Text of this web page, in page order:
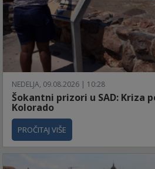
NEDELJA, 09.08.2026 | 10:28
Šokantni prizori u SAD: Kriza
Kolorado
PROČITAJ VIŠE